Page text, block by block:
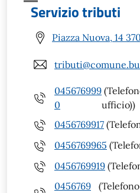
Servizio tributi
Piazza Nuova, 14
045676999
0
ufficio))
0456769917
0456769965
0456769919
0456769